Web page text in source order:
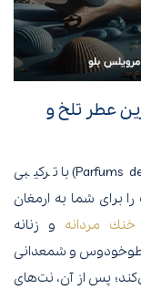
عطر تلخ و
پارفومز د مارلی پرسیوال (Parfums de Marly Percival) با ترکیبی
برای شما به ارمغان
مردانه و زنانه
و شمعدانی
پس از آن، نت‌های